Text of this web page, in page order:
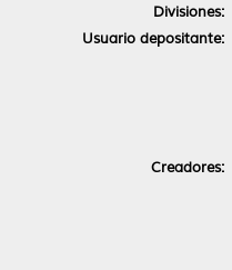
Divisiones:
Usuario depositante:
Creadores: